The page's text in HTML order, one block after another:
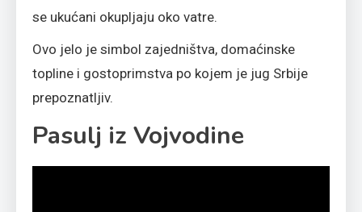
se ukućani okupljaju oko vatre.
Ovo jelo je simbol zajedništva, domaćinske
topline i gostoprimstva po kojem je jug Srbije
prepoznatljiv.
Pasulj iz Vojvodine